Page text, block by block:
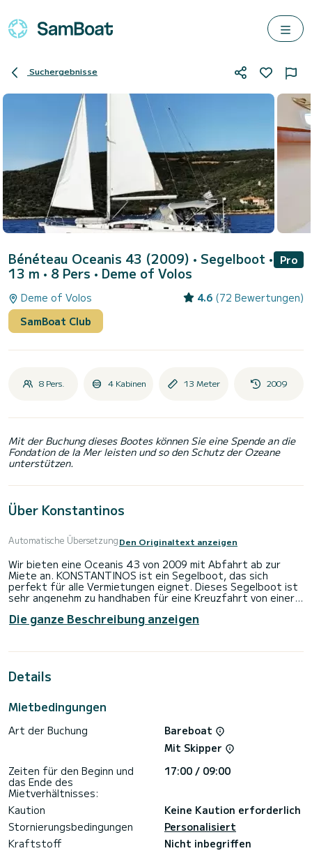
Suchergebnisse
Bénéteau Oceanis 43 (2009) • Segelboot •
13 m • 8 Pers • Deme of Volos
Pro
Deme of Volos 4.6 (72 Bewertungen)
SamBoat Club
8 Pers. 4 Kabinen 13 Meter 2009
Mit der Buchung dieses Bootes können Sie eine Spende an die
Fondation de la Mer leisten und so den Schutz der Ozeane
unterstützen.
Über Konstantinos
Automatische ÜbersetzungDen Originaltext anzeigen
Wir bieten eine Oceanis 43 von 2009 mit Abfahrt ab zur
Miete an. KONSTANTINOS ist ein Segelboot, das sich
perfekt für alle Vermietungen eignet. Dieses Segelboot ist
sehr angenehm zu handhaben für eine Kreuzfahrt von einer
Sie werden eine außergewöhnliche Kreuzfahrt auf diesem 13
Kreuzfahrt bis zu 8 Passagiere unterbringen und die 4
ausgestattet. Es verfügt über folgende Ausstattung:
Autopilot, Außenbordmotor, Bugstrahlruder, USB-Stecker,
Wir laden Sie ein, direkt über die Plattform ein Angebot
anzufordern. Wir werden uns mit unseren besten Angeboten
Die ganze Beschreibung anzeigen
Details
Mietbedingungen
Art der Buchung
Bareboat
Mit Skipper
Zeiten für den Beginn und
das Ende des
Mietverhältnisses:
17:00 / 09:00
Kaution
Keine Kaution erforderlich
Stornierungsbedingungen
Personalisiert
Kraftstoff
Nicht inbegriffen